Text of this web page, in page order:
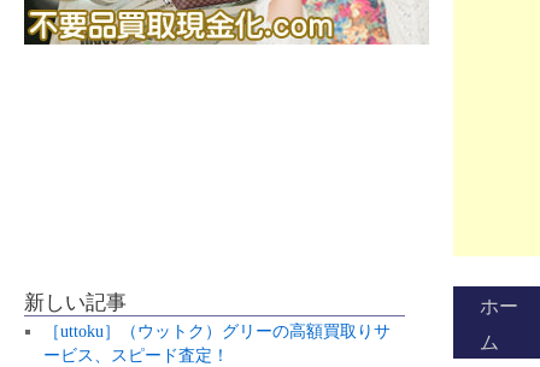
ホー
ム
新しい記事
［uttoku］（ウットク）グリーの高額買取りサ
ービス、スピード査定！